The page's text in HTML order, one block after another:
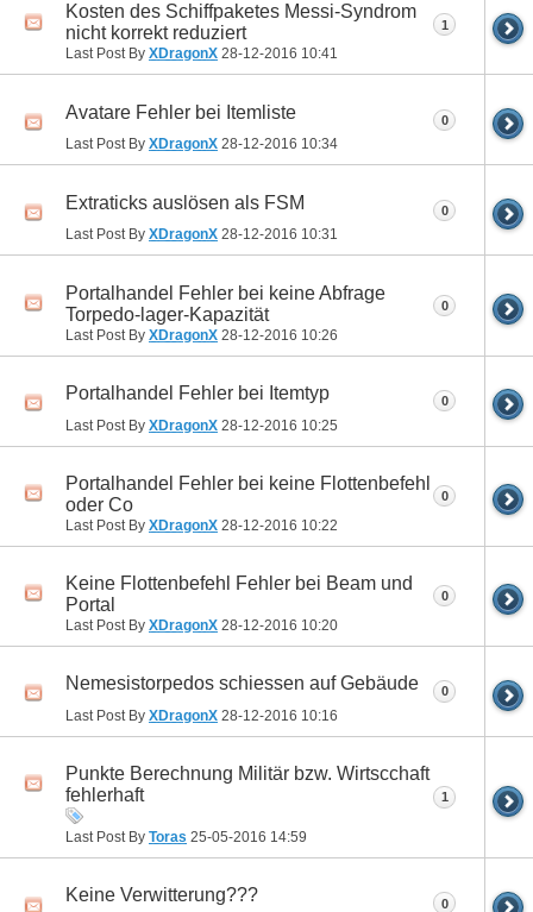
Kosten des Schiffpaketes Messi-Syndrom
nicht korrekt reduziert
Last Post By XDragonX 28-12-2016 10:41
1
Avatare Fehler bei Itemliste
Last Post By XDragonX 28-12-2016 10:34
0
Extraticks auslösen als FSM
Last Post By XDragonX 28-12-2016 10:31
0
Portalhandel Fehler bei keine Abfrage
Torpedo-lager-Kapazität
Last Post By XDragonX 28-12-2016 10:26
0
Portalhandel Fehler bei Itemtyp
Last Post By XDragonX 28-12-2016 10:25
0
Portalhandel Fehler bei keine Flottenbefehl
oder Co
Last Post By XDragonX 28-12-2016 10:22
0
Keine Flottenbefehl Fehler bei Beam und
Portal
Last Post By XDragonX 28-12-2016 10:20
0
Nemesistorpedos schiessen auf Gebäude
Last Post By XDragonX 28-12-2016 10:16
0
Punkte Berechnung Militär bzw. Wirtscchaft
fehlerhaft
Last Post By Toras 25-05-2016 14:59
1
Keine Verwitterung??? 0